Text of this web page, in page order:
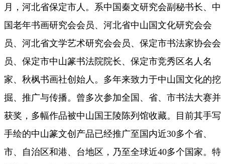
月 ，河北省保定市人。系中国秦文研究会副秘书长、中
国老年书画研究会会员、河北省中山国文化研究会会
员、河北省文学艺术研究会会员、 保定市书法家协会会
员、保定市中山篆书法院院长、保定市竞秀区名人名
家、秋枫书画社创始人。多年来致力于中山国文化的挖
掘、推广与传播。曾多次参加全国、省、市书法大赛并
获奖，多幅作品被中山国王陵陈列馆收藏。目前其手写
手绘的中山篆文创产品已经推广至国内近30多个省、
市、自治区和港、台地区，乃至全球近40多个国家。特